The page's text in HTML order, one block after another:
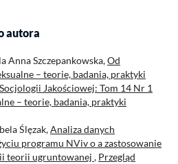
autora
Anna Szczepankowska,Od
– teorie, badania, praktyki
Jakościowej: Tom 14 Nr 1
– teorie, badania, praktyki
Ślęzak,Analiza danych
programu NViv o a zastosowanie
teorii ugruntowanej , Przegląd